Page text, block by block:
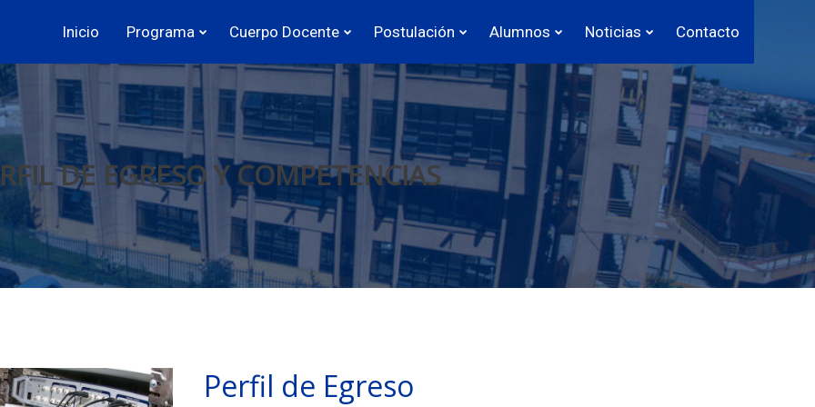
Inicio Programa Cuerpo Docente Postulación Alumnos Noticias Contacto
DE EGRESO Y COMPETENCIAS
Perfil de Egreso